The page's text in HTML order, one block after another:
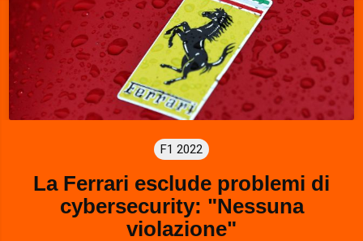
F1 2022
La Ferrari esclude problemi di
cybersecurity: "Nessuna
violazione"